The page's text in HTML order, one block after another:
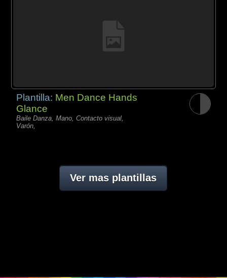
Plantilla: Men Dance Hands
Glance
Baile Danza, Mano, Contacto visual,
Varón,
Ver mas plantillas